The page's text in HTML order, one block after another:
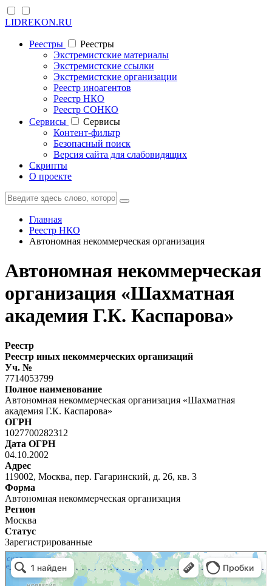
LIDREKON.RU
Реестры
Реестры
Экстремистские материалы
Экстремистские ссылки
Экстремистские организации
Реестр иноагентов
Реестр НКО
Реестр СОНКО
Cервисы
Cервисы
Контент-фильтр
Безопасный поиск
Версия сайта для слабовидящих
Скрипты
О проекте
Главная
Реестр НКО
Автономная некоммерческая организация
Автономная некоммерческая
организация «Шахматная
академия Г.К. Каспарова»
Реестр
Реестр иных некоммерческих организаций
Уч. №
7714053799
Полное наименование
Автономная некоммерческая организация «Шахматная
академия Г.К. Каспарова»
ОГРН
1027700282312
Дата ОГРН
04.10.2002
Адрес
119002, Москва, пер. Гагаринский, д. 26, кв. 3
Форма
Автономная некоммерческая организация
Регион
Москва
Статус
Зарегистрированные